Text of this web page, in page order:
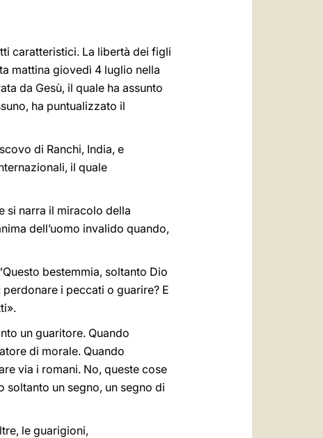
caratteristici. La libertà dei figli
mattina giovedì 4 luglio nella
da Gesù, il quale ha assunto
ha puntualizzato il
di Ranchi, India, e
il quale
si narra il miracolo della
dell’uomo invalido quando,
bestemmia, soltanto Dio
i peccati o guarire? E
un guaritore. Quando
di morale. Quando
via i romani. No, queste cose
un segno, un segno di
le guarigioni,